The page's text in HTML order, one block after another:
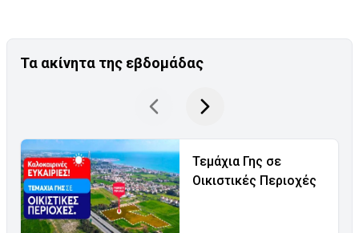
Τα ακίνητα της εβδομάδας
Τεμάχια Γης σε
Οικιστικές Περιοχές